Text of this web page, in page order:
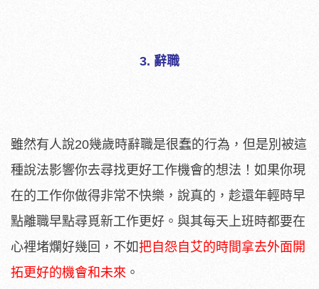
3. 辭職
雖然有人說20幾歲時辭職是很蠢的行為，但是別被這
種說法影響你去尋找更好工作機會的想法！如果你現
在的工作你做得非常不快樂，說真的，趁還年輕時早
點離職早點尋覓新工作更好。與其每天上班時都要在
心裡堵爛好幾回，不如把自怨自艾的時間拿去外面開
拓更好的機會和未來 。